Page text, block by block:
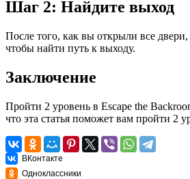
Шаг 2: Найдите выход
После того, как вы открыли все
чтобы найти путь к выходу.
Заключение
Пройти 2 уровень в Escape the
что эта статья поможет вам пройти 2
ВКонтакте
Одноклассники